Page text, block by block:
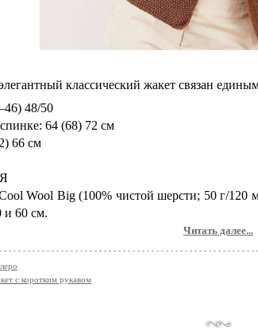
классический жакет связан
48/50
64 (68) 72 см
66 см
Wool Big (100% чистoй шеpсти; 50 г/
60 см.
Читать далее...
с коротким рукавом